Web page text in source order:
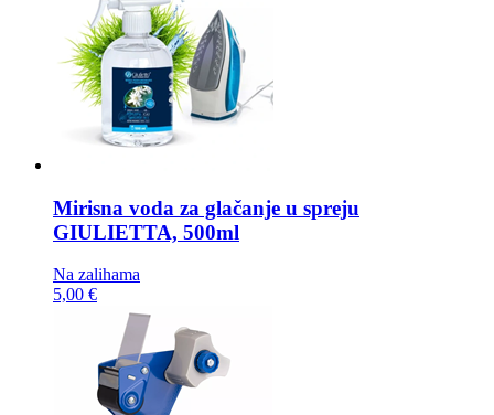
Mirisna voda za glačanje u spreju
GIULIETTA, 500ml
Na zalihama
5,00 €